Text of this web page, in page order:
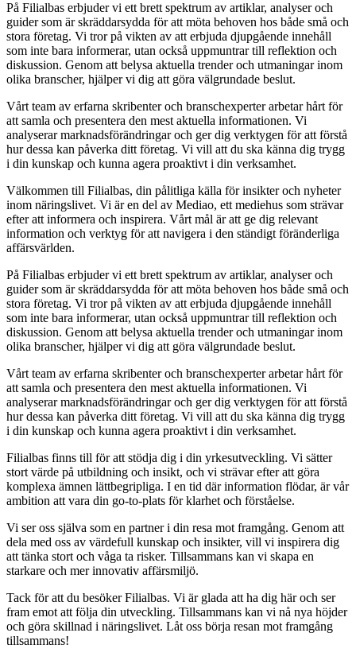
På Filialbas erbjuder vi ett brett spektrum av artiklar, analyser och
guider som är skräddarsydda för att möta behoven hos både små och
stora företag. Vi tror på vikten av att erbjuda djupgående innehåll
som inte bara informerar, utan också uppmuntrar till reflektion och
diskussion. Genom att belysa aktuella trender och utmaningar inom
olika branscher, hjälper vi dig att göra välgrundade beslut.
Vårt team av erfarna skribenter och branschexperter arbetar hårt för
att samla och presentera den mest aktuella informationen. Vi
analyserar marknadsförändringar och ger dig verktygen för att förstå
hur dessa kan påverka ditt företag. Vi vill att du ska känna dig trygg
i din kunskap och kunna agera proaktivt i din verksamhet.
Välkommen till Filialbas, din pålitliga källa för insikter och nyheter
inom näringslivet. Vi är en del av Mediao, ett mediehus som strävar
efter att informera och inspirera. Vårt mål är att ge dig relevant
information och verktyg för att navigera i den ständigt föränderliga
affärsvärlden.
På Filialbas erbjuder vi ett brett spektrum av artiklar, analyser och
guider som är skräddarsydda för att möta behoven hos både små och
stora företag. Vi tror på vikten av att erbjuda djupgående innehåll
som inte bara informerar, utan också uppmuntrar till reflektion och
diskussion. Genom att belysa aktuella trender och utmaningar inom
olika branscher, hjälper vi dig att göra välgrundade beslut.
Vårt team av erfarna skribenter och branschexperter arbetar hårt för
att samla och presentera den mest aktuella informationen. Vi
analyserar marknadsförändringar och ger dig verktygen för att förstå
hur dessa kan påverka ditt företag. Vi vill att du ska känna dig trygg
i din kunskap och kunna agera proaktivt i din verksamhet.
Filialbas finns till för att stödja dig i din yrkesutveckling. Vi sätter
stort värde på utbildning och insikt, och vi strävar efter att göra
komplexa ämnen lättbegripliga. I en tid där information flödar, är vår
ambition att vara din go-to-plats för klarhet och förståelse.
Vi ser oss själva som en partner i din resa mot framgång. Genom att
dela med oss av värdefull kunskap och insikter, vill vi inspirera dig
att tänka stort och våga ta risker. Tillsammans kan vi skapa en
starkare och mer innovativ affärsmiljö.
Tack för att du besöker Filialbas. Vi är glada att ha dig här och ser
fram emot att följa din utveckling. Tillsammans kan vi nå nya höjder
och göra skillnad i näringslivet. Låt oss börja resan mot framgång
tillsammans!